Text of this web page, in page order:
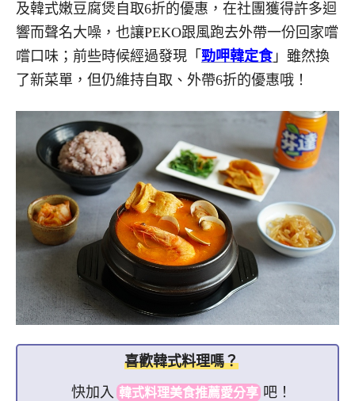
及韓式嫩豆腐煲自取6折的優惠，在社團獲得許多迴
響而聲名大噪，也讓PEKO跟風跑去外帶一份回家嚐
嚐口味；前些時候經過發現「 勁呷韓定食」雖然換
了新菜單，但仍維持自取、外帶6折的優惠哦！
喜歡韓式料理嗎？
快加入 韓式料理美食推薦愛分享 吧！